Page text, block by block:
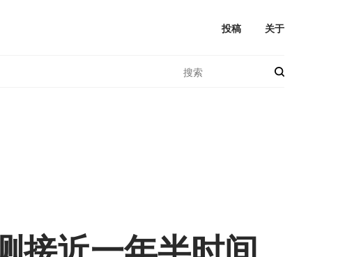
投稿 关于